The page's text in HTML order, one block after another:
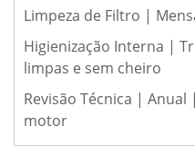
Limpeza de Filtro |
Higienização Interna |
limpas e sem cheiro
Revisão Técnica |
motor